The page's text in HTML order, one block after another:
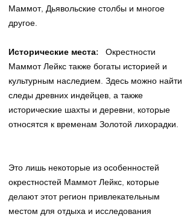
Маммот, Дьявольские столбы и многое
другое.
Исторические места: Окрестности
Маммот Лейкс также богаты историей и
культурным наследием. Здесь можно найти
следы древних индейцев, а также
исторические шахты и деревни, которые
относятся к временам Золотой лихорадки.
Это лишь некоторые из особенностей
окрестностей Маммот Лейкс, которые
делают этот регион привлекательным
местом для отдыха и исследования